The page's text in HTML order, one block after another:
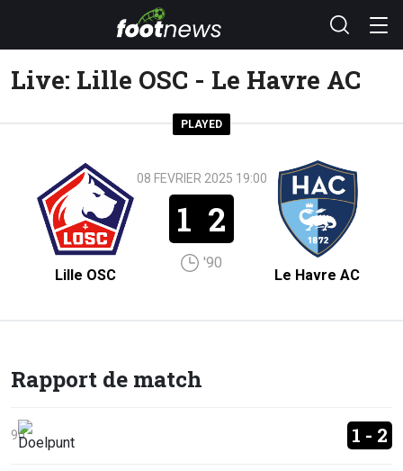
Live: Lille OSC - Le Havre AC
PLAYED
Lille OSC
08 FEVRIER 2025 19:00
1 2
'90
Le Havre AC
Rapport de match
90' 1 - 2